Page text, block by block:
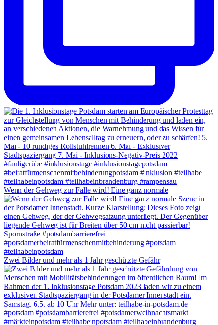
Wenn der Gehweg zur Falle wird! Eine ganz normale
Zwei Bilder und mehr als 1 Jahr geschützte Gefähr